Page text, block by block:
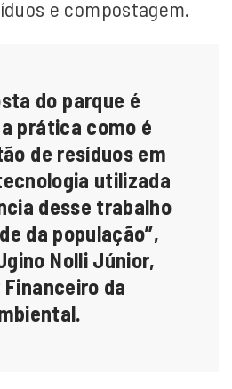
e compostagem.
do parque é
prática como é
de resíduos em
utilizada
desse trabalho
da população”,
Nolli Júnior,
da